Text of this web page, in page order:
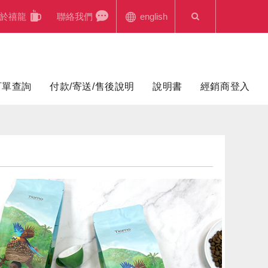
禧龍 聯絡我們 english
查詢 付款/寄送/售後說明 說明書 經銷商登入